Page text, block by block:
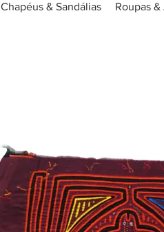
Chapéus & Sandálias Roupas